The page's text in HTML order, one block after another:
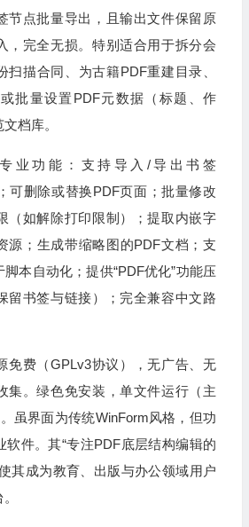
节点批量导出，且输出文件保留原
，完全无损。特别适合用于拆分会
扫描合同、为古籍PDF重建目录、
批量设置PDF元数据（标题、作
档库。
业功能：支持导入/导出书签
可删除或替换PDF页面；批量修改
（如解除打印限制）；提取内嵌字
源；生成带缩略图的PDF文档；支
本自动化；提供“PDF优化”功能压
留书签与链接）；完全兼容中文路
免费（GPLv3协议），无广告、无
集。绿色免安装，单文件运行（主
虽界面为传统WinForm风格，但功
软件。其“专注PDF底层结构编辑的
其成为教育、出版与办公领域用户